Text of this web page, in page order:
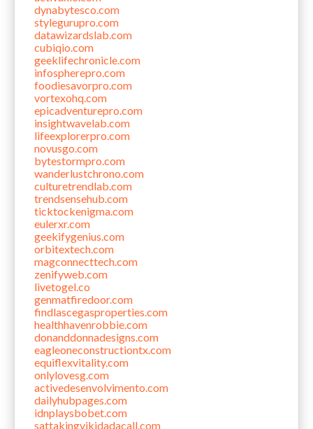
dynabytesco.com
stylegurupro.com
datawizardslab.com
cubiqio.com
geeklifechronicle.com
infospherepro.com
foodiesavorpro.com
vortexohq.com
epicadventurepro.com
insightwavelab.com
lifeexplorerpro.com
novusgo.com
bytestormpro.com
wanderlustchrono.com
culturetrendlab.com
trendsensehub.com
ticktockenigma.com
eulerxr.com
geekifygenius.com
orbitextech.com
magconnecttech.com
zenifyweb.com
livetogel.co
genmatfiredoor.com
findlascegasproperties.com
healthhavenrobbie.com
donanddonnadesigns.com
eagleoneconstructiontx.com
equiflexvitality.com
onlylovesg.com
activedesenvolvimento.com
dailyhubpages.com
idnplaysbobet.com
sattakingvikidadacall.com